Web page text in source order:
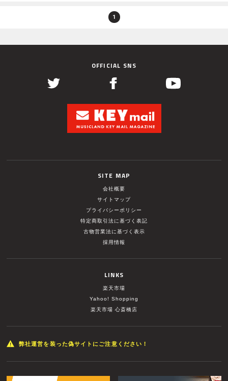
1
OFFICIAL SNS
SITE MAP
会社概要
サイトマップ
プライバシーポリシー
特定商取引法に基づく表記
古物営業法に基づく表示
採用情報
LINKS
楽天市場
Yahoo! Shopping
楽天市場 心斎橋店
弊社運営を装った偽サイトにご注意ください！